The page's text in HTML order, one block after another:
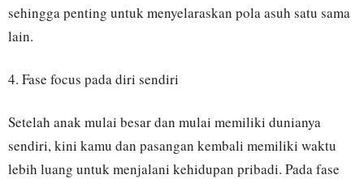
sehingga penting untuk menyelaraskan pola asuh satu sama
lain.
4. Fase focus pada diri sendiri
Setelah anak mulai besar dan mulai memiliki dunianya
sendiri, kini kamu dan pasangan kembali memiliki waktu
lebih luang untuk menjalani kehidupan pribadi. Pada fase